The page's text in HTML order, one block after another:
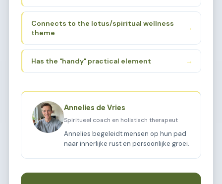
Connects to the lotus/spiritual wellness
theme
→
Has the "handy" practical element →
Annelies de Vries
Spiritueel coach en holistisch therapeut
Annelies begeleidt mensen op hun pad
naar innerlijke rust en persoonlijke groei.